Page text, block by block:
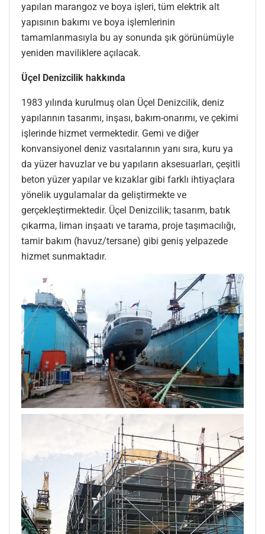
yapılan marangoz ve boya işleri, tüm elektrik alt
yapısının bakımı ve boya işlemlerinin
tamamlanmasıyla bu ay sonunda şık görünümüyle
yeniden maviliklere açılacak.
Üçel Denizcilik hakkında
1983 yılında kurulmuş olan Üçel Denizcilik, deniz
yapılarının tasarımı, inşası, bakım-onarımı, ve çekimi
işlerinde hizmet vermektedir. Gemi ve diğer
konvansiyonel deniz vasıtalarının yanı sıra, kuru ya
da yüzer havuzlar ve bu yapıların aksesuarları, çeşitli
beton yüzer yapılar ve kızaklar gibi farklı ihtiyaçlara
yönelik uygulamalar da geliştirmekte ve
gerçekleştirmektedir. Üçel Denizcilik; tasarım, batık
çıkarma, liman inşaatı ve tarama, proje taşımacılığı,
tamir bakım (havuz/tersane) gibi geniş yelpazede
hizmet sunmaktadır.